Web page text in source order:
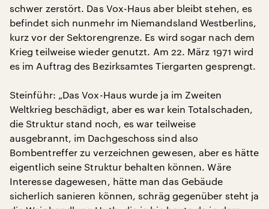
schwer zerstört. Das Vox-Haus aber bleibt stehen, es
befindet sich nunmehr im Niemandsland Westberlins,
kurz vor der Sektorengrenze. Es wird sogar nach dem
Krieg teilweise wieder genutzt. Am 22. März 1971 wird
es im Auftrag des Bezirksamtes Tiergarten gesprengt.
Steinführ: „Das Vox-Haus wurde ja im Zweiten
Weltkrieg beschädigt, aber es war kein Totalschaden,
die Struktur stand noch, es war teilweise
ausgebrannt, im Dachgeschoss sind also
Bombentreffer zu verzeichnen gewesen, aber es hätte
eigentlich seine Struktur behalten können. Wäre
Interesse dagewesen, hätte man das Gebäude
sicherlich sanieren können, schräg gegenüber steht ja